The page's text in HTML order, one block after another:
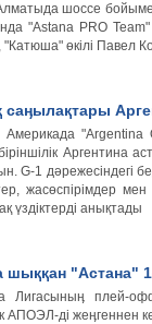
Алматыда шоссе
"Astana PRO
"Катюша" өкілі Павел
саӊылақтары
"Argentina
Аргентина
G-1 дәрежесіндегі
жасөспірімдер
үздіктерді анықтады
шыққан "Астана"
Лигасыныӊ плей-
АПОЭЛ-ді жеӊгеннен